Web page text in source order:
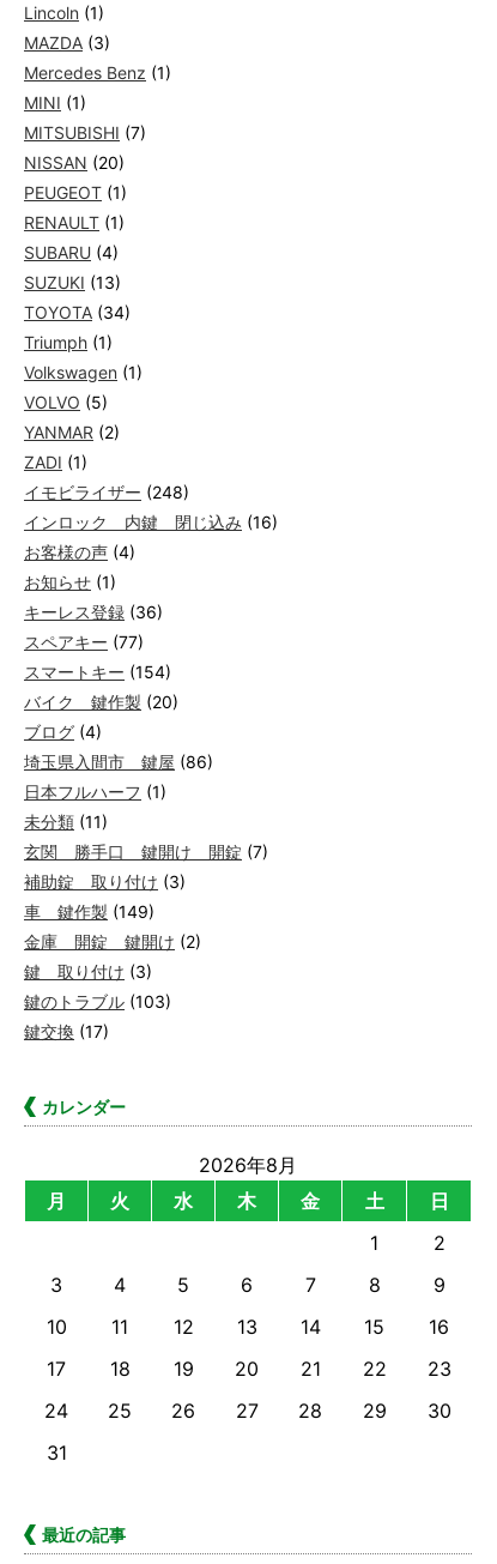
Lincoln (1)
MAZDA (3)
Mercedes Benz (1)
MINI (1)
MITSUBISHI (7)
NISSAN (20)
PEUGEOT (1)
RENAULT (1)
SUBARU (4)
SUZUKI (13)
TOYOTA (34)
Triumph (1)
Volkswagen (1)
VOLVO (5)
YANMAR (2)
ZADI (1)
イモビライザー (248)
インロック 内鍵 閉じ込み (16)
お客様の声 (4)
お知らせ (1)
キーレス登録 (36)
スペアキー (77)
スマートキー (154)
バイク 鍵作製 (20)
ブログ (4)
埼玉県入間市 鍵屋 (86)
日本フルハーフ (1)
未分類 (11)
玄関 勝手口 鍵開け 開錠 (7)
補助錠 取り付け (3)
車 鍵作製 (149)
金庫 開錠 鍵開け (2)
鍵 取り付け (3)
鍵のトラブル (103)
鍵交換 (17)
カレンダー
2026年8月
月
火 水 木 金 土
日
1
2
3
4 5 6 7 8
9
10
11 12 13 14 15
16
17
18 19 20 21 22
23
24
25 26 27 28 29
30
31
最近の記事